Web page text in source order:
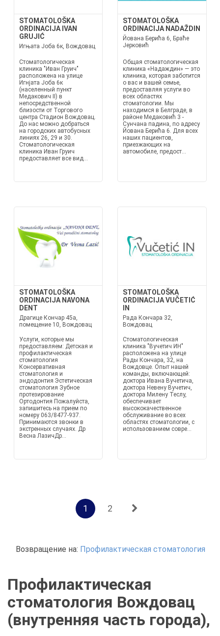
STOMATOLOŠKA
ORDINACIJA IVAN
GRUJIĆ
Игњата Јоба 6к, Вождовац
Стоматологическая
клиника "Иван Груич"
расположена на улице
Игнјата Јоба 6к
(населенный пункт
Медакович II) в
непосредственной
близости от Торгового
центра Стадион Вождовац.
До нас можно добраться
на городских автобусных
линиях 26, 29 и 30.
Стоматологическая
клиника Иван Груич
предоставляет все вид...
STOMATOLOŠKA
ORDINACIJA NADAŽDIN
Йована Берића 6, Браће
Јерковић
Общая стоматологическая
клиника «Надаждин» — это
клиника, которая заботится
о вас и вашей семье,
предоставляя услуги во
всех областях
стоматологии. Мы
находимся в Белграде, в
районе Медаковић 3 -
Сунчана падина, по адресу
Йована Берића 6. Для всех
наших пациентов,
приезжающих на
автомобиле, предост...
STOMATOLOŠKA
ORDINACIJA NAVONA
DENT
Драгице Кончар 45a,
помещение 10, Вождовац
Услуги, которые мы
предоставляем: Детская и
профилактическая
стоматология
Консервативная
стоматология и
эндодонтия Эстетическая
стоматология Зубное
протезирование
Ортодонтия Пожалуйста,
запишитесь на прием по
номеру 063/8477-937.
Принимаются звонки в
экстренных случаях. Др
Весна ЛазичДр...
STOMATOLOŠKA
ORDINACIJA VUČETIĆ
IN
Рада Кончара 32,
Вождовац
Стоматологическая
клиника "Вучетич ИН"
расположена на улице
Рады Кончара, 32, на
Вождовце. Опыт нашей
команды, включающей:
доктора Ивана Вучетича,
доктора Невену Вучетич,
доктора Милену Теслу,
обеспечивает
высококачественное
обслуживание во всех
областях стоматологии, с
использованием совре...
1 2
Возвращение на: Профилактическая стоматология
Профилактическая
стоматология Вождовац
(внутренняя часть города),